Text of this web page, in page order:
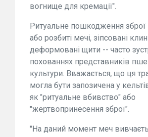
вогнище для кремації".
Ритуальне пошкодження зброї
або розбиті мечі, зіпсовані
деформовані щити -- часто
похованнях представників
культури. Вважається, що ця
могла бути запозичена у
як "ритуальне вбивство" або
"жертвопринесення зброї".
"На даний момент меч